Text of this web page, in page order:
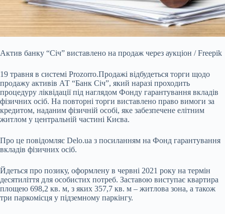
Актив банку “Січ” виставлено на продаж через аукціон / Freepik
19 травня в системі Prozorro.Продажі відбудеться торги щодо
продажу активів АТ “Банк Січ”, який наразі проходить
процедуру ліквідації під наглядом Фонду гарантування вкладів
фізичних осіб. На повторні торги виставлено право вимоги за
кредитом, наданим фізичній особі, яке забезпечене елітним
житлом у центральній частині Києва.
Про це повідомляє Delo.ua з посиланням на Фонд гарантування
вкладів фізичних осіб.
Йдеться про позику, оформлену в червні 2021 року на термін
десятиліття для особистих потреб. Заставою виступає квартира
площею 698,2 кв. м, з яких 357,7 кв. м – житлова зона, а також
три паркомісця у підземному паркінгу.